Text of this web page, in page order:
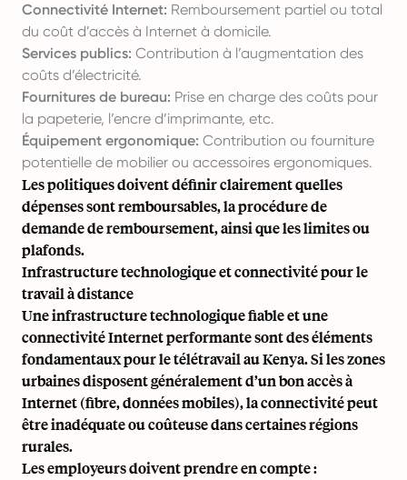
Connectivité Internet: Remboursement partiel ou total
du coût d’accès à Internet à domicile.
Services publics: Contribution à l’augmentation des
coûts d’électricité.
Fournitures de bureau: Prise en charge des coûts pour
la papeterie, l’encre d’imprimante, etc.
Équipement ergonomique: Contribution ou fourniture
potentielle de mobilier ou accessoires ergonomiques.
Les politiques doivent définir clairement quelles
dépenses sont remboursables, la procédure de
demande de remboursement, ainsi que les limites ou
plafonds.
Infrastructure technologique et connectivité pour le
travail à distance
Une infrastructure technologique fiable et une
connectivité Internet performante sont des éléments
fondamentaux pour le télétravail au Kenya. Si les zones
urbaines disposent généralement d’un bon accès à
Internet (fibre, données mobiles), la connectivité peut
être inadéquate ou coûteuse dans certaines régions
rurales.
Les employeurs doivent prendre en compte :